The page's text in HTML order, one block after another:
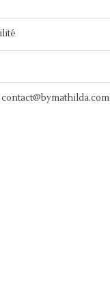
contact@bymathilda.com